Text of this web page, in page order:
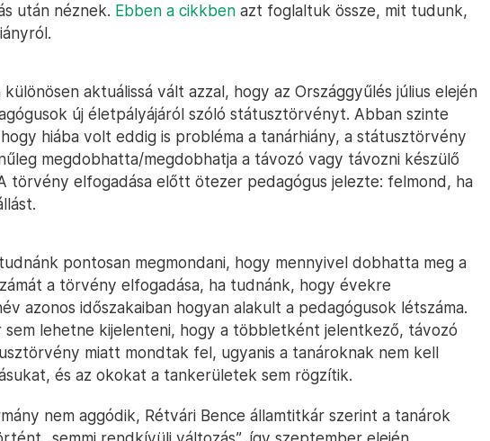
után néznek. Ebben a cikkben azt foglaltuk össze, mit tudunk,
aktuálissá vált azzal, hogy az Országgyűlés július elején
új életpályájáról szóló státusztörvényt. Abban szinte
hiába volt eddig is probléma a tanárhiány, a státusztörvény
megdobhatta/megdobhatja a távozó vagy távozni készülő
törvény elfogadása előtt ötezer pedagógus jelezte: felmond, ha
pontosan megmondani, hogy mennyivel dobhatta meg a
a törvény elfogadása, ha tudnánk, hogy évekre
azonos időszakaiban hogyan alakult a pedagógusok létszáma.
sem lehetne kijelenteni, hogy a többletként jelentkező, távozó
miatt mondtak fel, ugyanis a tanároknak nem kell
és az okokat a tankerületek sem rögzítik.
nem aggódik, Rétvári Bence államtitkár szerint a tanárok